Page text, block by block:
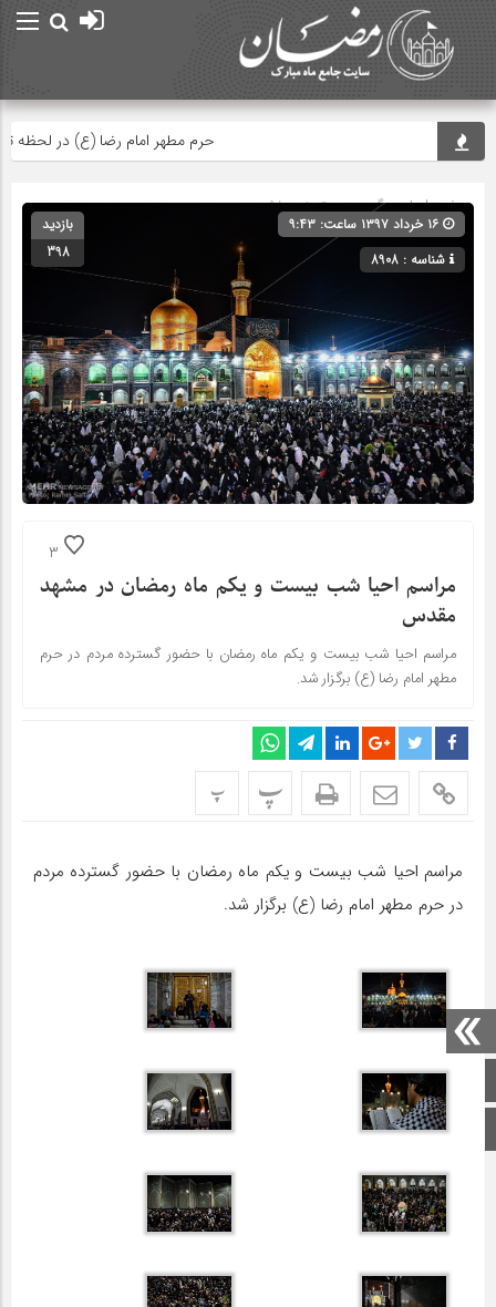
صفحه اصلی
اینستاگرام
حرم مطهر امام رضا (ع) در لحظه تحویل
صفحه اصلی» گروه » دسته‌بندی نشده
شناسه : 8908
بازدید
398
3
مراسم احیا شب بیست و یکم ماه رمضان در مشهد
مقدس
مراسم احیا شب بیست و یکم ماه رمضان با حضور گسترده مردم در حرم
مطهر امام رضا (ع) برگزار شد.
پ پ
مراسم احیا شب بیست و یکم ماه رمضان با حضور گسترده مردم
در حرم مطهر امام رضا (ع) برگزار شد.